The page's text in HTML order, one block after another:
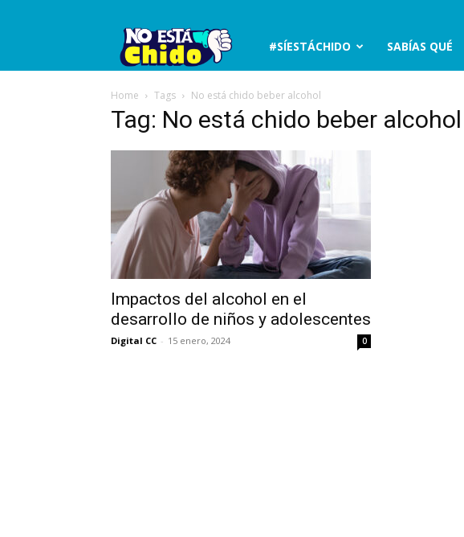
No
está
#SÍESTÁCHIDO SABÍAS QUÉ
Home Tags No está chido beber alcohol
Tag: No está chido beber alcohol
Impactos del alcohol en el
desarrollo de niños y adolescentes
Digital CC - 15 enero, 2024 0